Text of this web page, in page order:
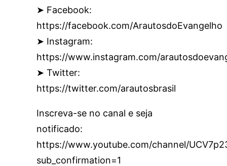
➤ Facebook:
https://facebook.com/ArautosdoEvangelho
➤ Instagram:
https://www.instagram.com/
➤ Twitter:
https://twitter.com/arautosbrasil
Inscreva-se no canal e seja
notificado:
https://www.youtube.com/channel/
sub_confirmation=1